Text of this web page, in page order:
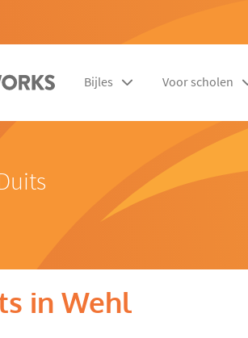
Bijles Voor scholen
in Wehl